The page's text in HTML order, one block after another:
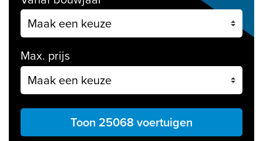
Max. prijs
Toon 25068 voertuigen